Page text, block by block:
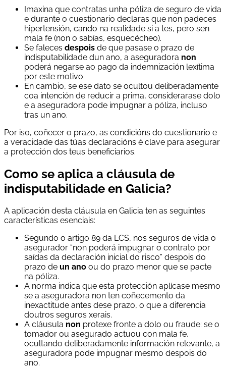
Imaxina que contratas unha póliza de seguro de vida
e durante o cuestionario declaras que non padeces
hipertensión, cando na realidade si a tes, pero sen
mala fe (non o sabías, esquecécheo).
Se faleces despois de que pasase o prazo de
indisputabilidade dun ano, a aseguradora non
poderá negarse ao pago da indemnización lexítima
por este motivo.
En cambio, se ese dato se ocultou deliberadamente
coa intención de reducir a prima, considerarase dolo
e a aseguradora pode impugnar a póliza, incluso
tras un ano.
Por iso, coñecer o prazo, as condicións do cuestionario e
a veracidade das túas declaracións é clave para asegurar
a protección dos teus beneficiarios.
Como se aplica a cláusula de
indisputabilidade en Galicia?
A aplicación desta cláusula en Galicia ten as seguintes
características esenciais:
Segundo o artigo 89 da LCS, nos seguros de vida o
asegurador “non poderá impugnar o contrato por
saídas da declaración inicial do risco” despois do
prazo de un ano ou do prazo menor que se pacte
na póliza.
A norma indica que esta protección aplícase mesmo
se a aseguradora non ten coñecemento da
inexactitude antes dese prazo, o que a diferencia
doutros seguros xerais.
A cláusula non protexe fronte a dolo ou fraude: se o
tomador ou asegurado actuou con mala fe,
ocultando deliberadamente información relevante, a
aseguradora pode impugnar mesmo despois do
ano.